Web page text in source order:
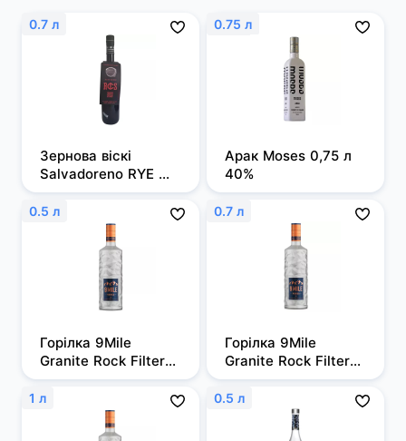
0.7 л
Зернова віскі
Salvadoreno RYE
0,7л 50%
0.75 л
Арак Moses 0,75 л
40%
0.5 л
Горілка 9Mile
Granite Rock Filtered
0,5л, 37,5%
0.7 л
Горілка 9Mile
Granite Rock Filtered
0,7 л, 37,5%
1 л 0.5 л